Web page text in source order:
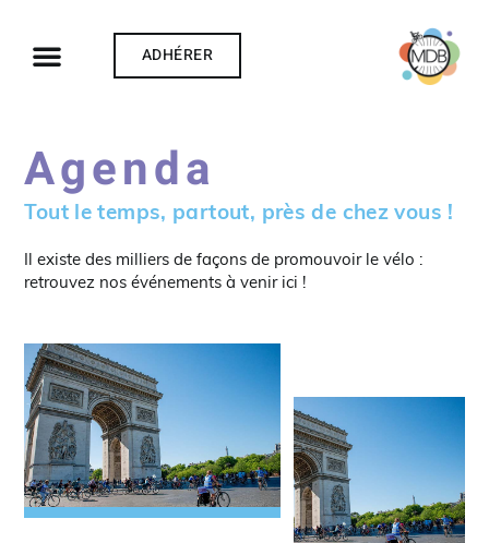
ADHÉRER
Agenda
Tout le temps, partout, près de chez vous !
Il existe des milliers de façons de promouvoir le vélo :
retrouvez nos événements à venir ici !